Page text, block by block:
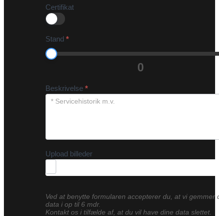
Certifikat
Stand *
0
Beskrivelse *
Upload billeder
Ved at benytte formularen accepterer du, at vi gemmer
data i op til 6 mdr.
Kontakt os i tilfælde af, at du vil have dine data slettet.